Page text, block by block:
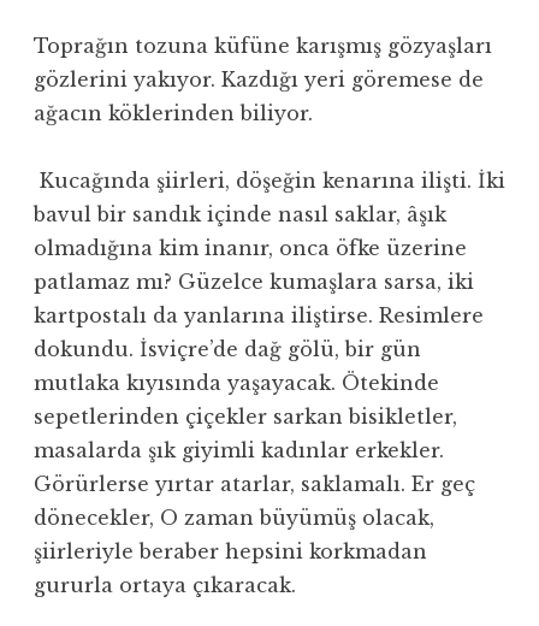
Toprağın tozuna küfüne karışmış gözyaşları
gözlerini yakıyor. Kazdığı yeri göremese de
ağacın köklerinden biliyor.
Kucağında şiirleri, döşeğin kenarına ilişti. İki
bavul bir sandık içinde nasıl saklar, âşık
olmadığına kim inanır, onca öfke üzerine
patlamaz mı? Güzelce kumaşlara sarsa, iki
kartpostalı da yanlarına iliştirse. Resimlere
dokundu. İsviçre’de dağ gölü, bir gün
mutlaka kıyısında yaşayacak. Ötekinde
sepetlerinden çiçekler sarkan bisikletler,
masalarda şık giyimli kadınlar erkekler.
Görürlerse yırtar atarlar, saklamalı. Er geç
dönecekler, O zaman büyümüş olacak,
şiirleriyle beraber hepsini korkmadan
gururla ortaya çıkaracak.